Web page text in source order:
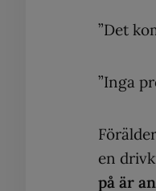
”Det
”Inga
en
på är